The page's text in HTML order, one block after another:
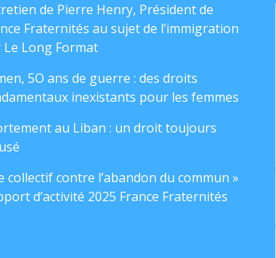
de Pierre Henry, Président de
Fraternités au sujet de l’immigration
Le Long Format
5O ans de guerre : des droits
inexistants pour les femmes
au Liban : un droit toujours
collectif contre l’abandon du commun »
d’activité 2025 France Fraternités